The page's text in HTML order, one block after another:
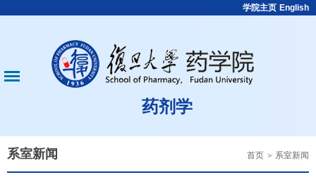
学院主页 English
药剂学
首页 系室新闻
系室新闻